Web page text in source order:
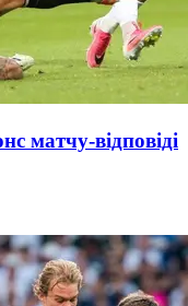
матчу-відповіді